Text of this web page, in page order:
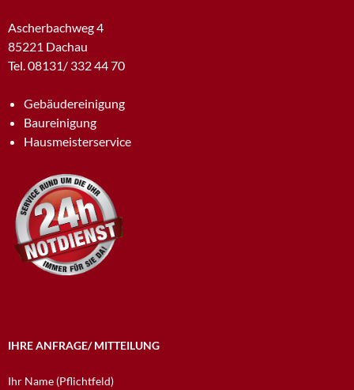
Ascherbachweg 4
85221 Dachau
Tel. 08131/ 332 44 70
Gebäudereinigung
Baureinigung
Hausmeisterservice
IHRE ANFRAGE/ MITTEILUNG
Ihr Name (Pflichtfeld)